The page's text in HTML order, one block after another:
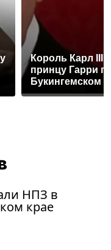
Король Карл III
принцу Гарри
Букингемском
НПЗ в
крае